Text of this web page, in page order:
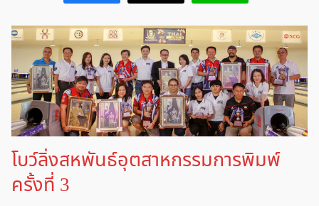
โบว์ลิ่งสหพันธ์อุตสาหกรรมการพิมพ์
ครั้งที่ 3